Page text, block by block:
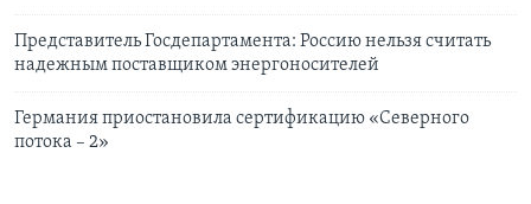
Представитель Госдепартамента: Россию нельзя считать
надежным поставщиком энергоносителей
Германия приостановила сертификацию «Северного
потока – 2»